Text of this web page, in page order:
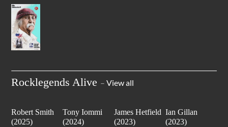
Rocklegends Alive –View all
Robert Smith
(2025)
Tony Iommi
(2024)
James Hetfield
(2023)
Ian Gillan
(2023)